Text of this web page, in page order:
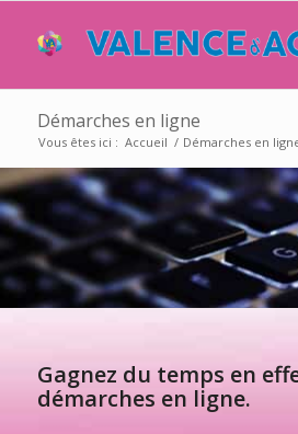
Démarches en ligne
Vous êtes ici : Accueil / Démarches en
Gagnez du temps en
démarches en ligne.